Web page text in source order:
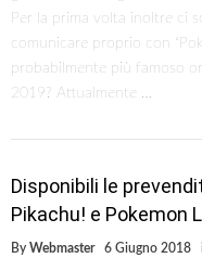
Per la prima volta inoltre ci
comunicare proprio con
probabilmente più famoso
2019? Attualmente …
Disponibili le
Pikachu! e Pokemon
By Webmaster 6 Giugno 2018